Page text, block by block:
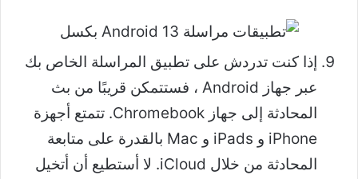
إذا كنت تدردش على تطبيق المراسلة الخاص بك
عبر جهاز Android ، فستتمكن قريبًا من بث
المحادثة إلى جهاز Chromebook. تتمتع أجهزة
iPhone و iPads و Mac بالقدرة على متابعة
المحادثة من خلال iCloud. لا أستطيع أن أتخيل